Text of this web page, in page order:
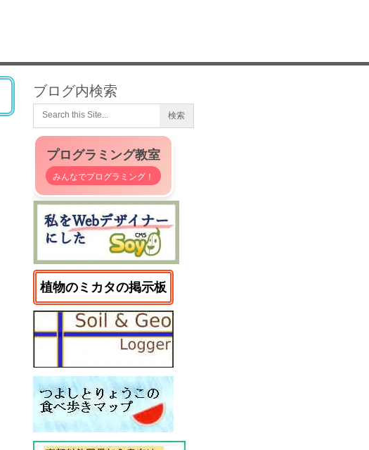
ブログ内検索
プログラミング教室
みんなでプログラミング！
植物のミカタの掲示板